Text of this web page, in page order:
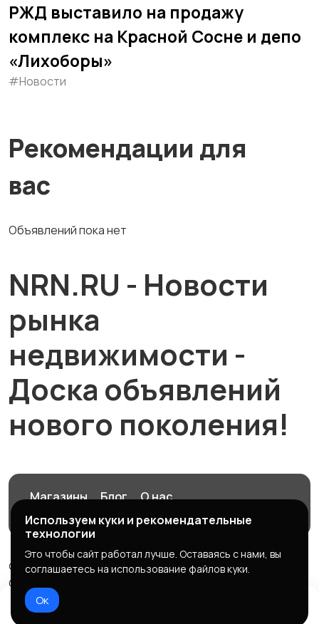
РЖД выставило на продажу
комплекс на Красной Сосне и депо
«Лихоборы»
#Новости
Рекомендации для
вас
Объявлений пока нет
NRN.RU - Новости
рынка
недвижимости -
Доска объявлений
нового поколения!
Магазины Блог
О нас
Служба поддержки
© 2026 NRN.RU - Новости рынка недвижимости
ООО "НРН",
Правила сервиса
Используем куки и рекомендательные
технологии
Это чтобы сайт работал лучше. Оставаясь с нами, вы
соглашаетесь на использование файлов куки.
Ок